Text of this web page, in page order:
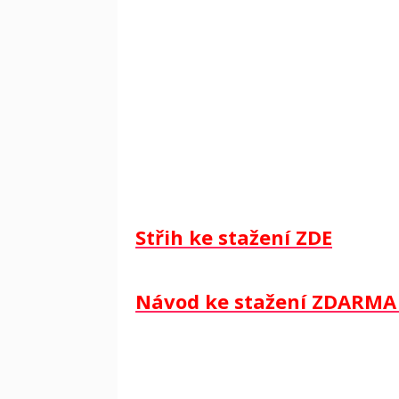
Střih ke stažení ZDE
Návod ke stažení